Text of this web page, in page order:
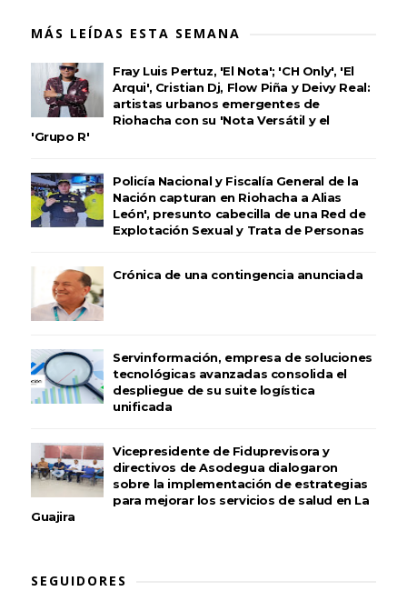
MÁS LEÍDAS ESTA SEMANA
Fray Luis Pertuz, 'El Nota'; 'CH Only', 'El
Arqui', Cristian Dj, Flow Piña y Deivy Real:
artistas urbanos emergentes de
Riohacha con su 'Nota Versátil y el
'Grupo R'
Policía Nacional y Fiscalía General de la
Nación capturan en Riohacha a Alias
León', presunto cabecilla de una Red de
Explotación Sexual y Trata de Personas
Crónica de una contingencia anunciada
Servinformación, empresa de soluciones
tecnológicas avanzadas consolida el
despliegue de su suite logística
unificada
Vicepresidente de Fiduprevisora y
directivos de Asodegua dialogaron
sobre la implementación de estrategias
para mejorar los servicios de salud en La
Guajira
SEGUIDORES